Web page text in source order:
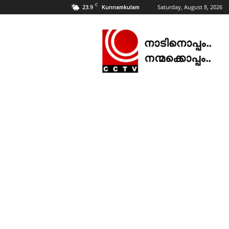
23.9 C Kunnamkulam Saturday, August 8, 2026
NEWS
|
KUNNAMKULAM